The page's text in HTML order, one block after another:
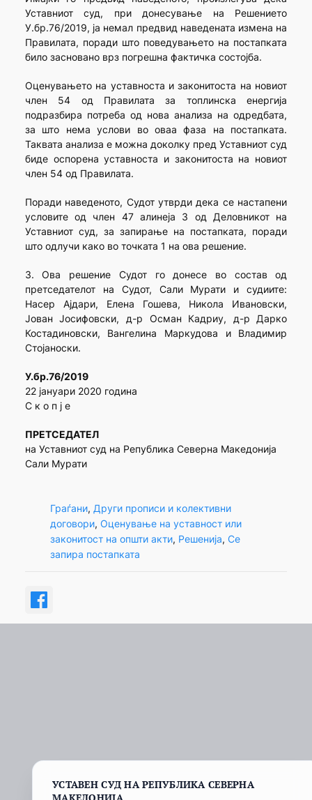
Уставниот суд, при донесување на Решението
У.бр.76/2019, ја немал предвид наведената измена на
Правилата, поради што поведувањето на постапката
било засновано врз погрешна фактичка состојба.
Оценувањето на уставноста и законитоста на новиот
член 54 од Правилата за топлинска енергија
подразбира потреба од нова анализа на одредбата,
за што нема услови во оваа фаза на постапката.
Таквата анализа е можна доколку пред Уставниот суд
биде оспорена уставноста и законитоста на новиот
член 54 од Правилата.
Поради наведеното, Судот утврди дека се настапени
условите од член 47 алинеја 3 од Деловникот на
Уставниот суд, за запирање на постапката, поради
што одлучи како во точката 1 на ова решение.
3. Ова решение Судот го донесе во состав од
претседателот на Судот, Сали Мурати и судиите:
Насер Ајдари, Елена Гошева, Никола Ивановски,
Јован Јосифовски, д-р Осман Кадриу, д-р Дарко
Костадиновски, Вангелина Маркудова и Владимир
Стојаноски.
У.бр.76/2019
22 јануари 2020 година
С к о п ј е
ПРЕТСЕДАТЕЛ
на Уставниот суд на Република Северна Македонија
Сали Мурати
Граѓани, Други прописи и колективни
договори, Оценување на уставност или
законитост на општи акти, Решенија, Се
запира постапката
УСТАВЕН СУД НА РЕПУБЛИКА СЕВЕРНА
МАКЕДОНИЈА